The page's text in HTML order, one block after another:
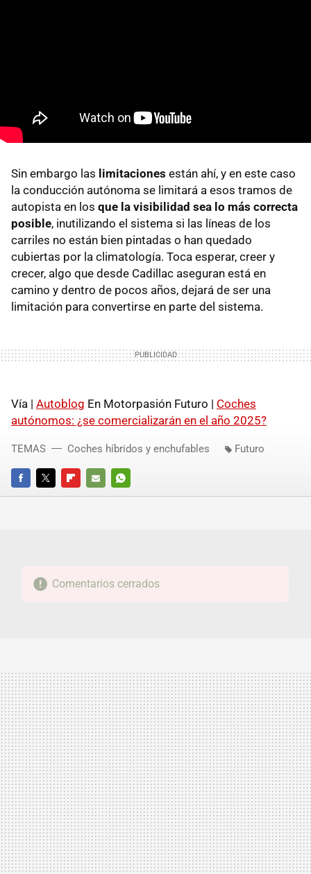
Sin embargo las limitaciones están ahí, y en este caso
la conducción autónoma se limitará a esos tramos de
autopista en los que la visibilidad sea lo más correcta
posible, inutilizando el sistema si las líneas de los
carriles no están bien pintadas o han quedado
cubiertas por la climatología. Toca esperar, creer y
crecer, algo que desde Cadillac aseguran está en
camino y dentro de pocos años, dejará de ser una
limitación para convertirse en parte del sistema.
Vía | Autoblog En Motorpasión Futuro | Coches
autónomos: ¿se comercializarán en el año 2025?
FACEBOOKTWITTERFLIPBOARD
E-
WHATSAPP
TEMAS Coches híbridos y enchufables Futuro
Comentarios cerrados